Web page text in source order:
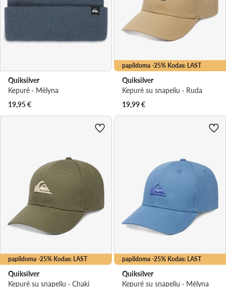
Quiksilver
Kepurė · Mėlyna
19,95€
papildoma -25% Kodas: LAST
Quiksilver
Kepurė su snapeliu · Ruda
19,99€
papildoma -25% Kodas: LAST
Quiksilver
Kepurė su snapeliu · Chaki
papildoma -25% Kodas: LAST
Quiksilver
Kepurė su snapeliu · Mėlyna